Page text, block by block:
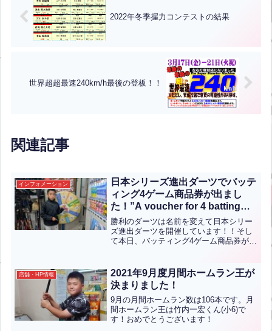
2022年冬季握力コンテストの結果
世界超超最速240km/h最後の登板！！
関連記事
インフォメーション
日本シリーズ進出ダーツでバッテ
ィング4ゲーム商品券が出まし
た！”A voucher for 4 batting
games from the Japan Series
Entry Darts!”【ENG CHT KOR
JPN】
勝利のダーツは名前を変えて日本シリー
ズ進出ダーツを開催しています！！そし
て本日、バッティング4ゲーム商品券が出
た！！おめでとうございます！！現在毎
日ダーツが出来ますので...全文はクリッ
ク
店舗・HP情報
2021年9月度月間ホームラン王が
決まりました！
9月の月間ホームラン数は106本です。月
間ホームラン王は竹内一宏くん(小6)で
す！おめでとうございます！